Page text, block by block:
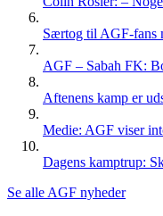
Særtog til AGF-fans
AGF – Sabah FK:
Aftenens kamp er
Medie: AGF viser
Dagens kamptrup:
Se alle AGF nyheder